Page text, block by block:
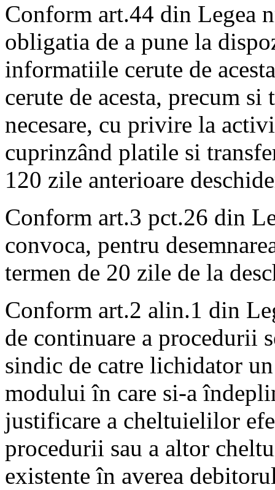
Conform art.44 din Legea
obligatia de a pune la
informatiile cerute de
cerute de acesta, precum
necesare, cu privire la
cuprinzând platile si
120 zile anterioare
Conform art.3 pct.26 din
convoca, pentru
termen de 20 zile de la
Conform art.2 alin.1 din
de continuare a procedurii
sindic de catre lichidator
modului în care si-a
justificare a cheltuielilor
procedurii sau a altor
existente în averea